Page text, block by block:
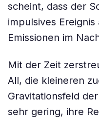
scheint, dass der
impulsives
Emissionen im
Mit der Zeit
All, die kleineren
Gravitationsfeld
sehr gering, ihre